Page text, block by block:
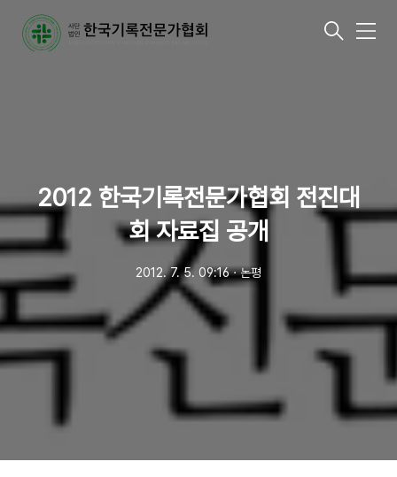
메
2012 한국기록전문가협회 전진대
회 자료집 공개
2012. 7. 5. 09:16ㆍ논평